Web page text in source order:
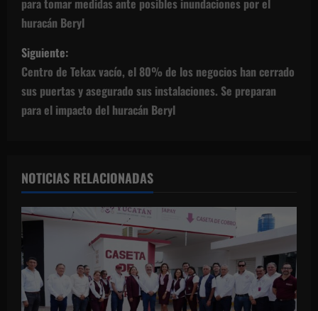
v
e
g
a
i
ó
n
d
e
para tomar medidas ante posibles inundaciones por el
huracán Beryl
Siguiente:
Centro de Tekax vacío, el 80% de los negocios han cerrado
sus puertas y asegurado sus instalaciones. Se preparan
para el impacto del huracán Beryl
NOTICIAS RELACIONADAS